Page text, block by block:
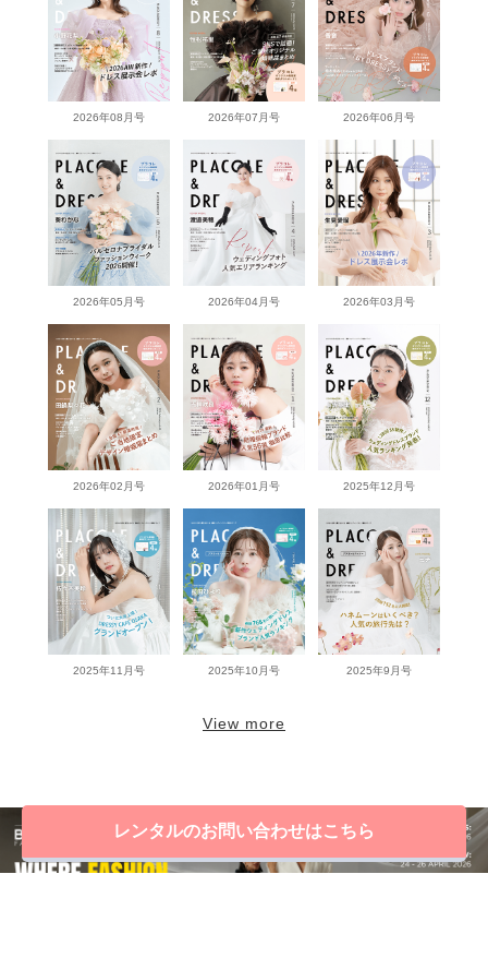
レンタルのお問い合わせはこちら
2026年08月号 2026年07月号 2026年06月号
2026年05月号 2026年04月号 2026年03月号
2026年02月号 2026年01月号 2025年12月号
2025年11月号 2025年10月号 2025年9月号
View more